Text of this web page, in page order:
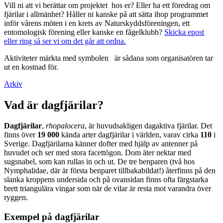
Vill ni att vi berättar om projektet hos er? Eller ha ett föredrag om
fjärilar i allmänhet? Håller ni kanske på att sätta ihop programmet
inför vårens möten i en krets av Naturskyddsföreningen, ett
entomologisk förening eller kanske en fågelklubb? Skicka epost
eller ring så ser vi om det går att ordna.
Aktiviteter märkta med symbolen
är sådana som organisatören tar
ut en kostnad för.
Arkiv
Vad är dagfjärilar?
Dagfjärilar, rhopalocera, är huvudsakligen dagaktiva fjärilar. Det
finns över 19 000 kända arter dagfjärilar i världen, varav cirka 110 i
Sverige. Dagfjärilarna känner dofter med hjälp av antenner på
huvudet och ser med stora facettögon. Dom äter nektar med
sugsnabel, som kan rullas in och ut. De tre benparen (två hos
Nymphalidae, där är första benparet tillbakabildat!) återfinns på den
slanka kroppens undersida och på ovansidan finns ofta färgstarka
brett triangulära vingar som när de vilar är resta mot varandra över
ryggen.
Exempel på dagfjärilar